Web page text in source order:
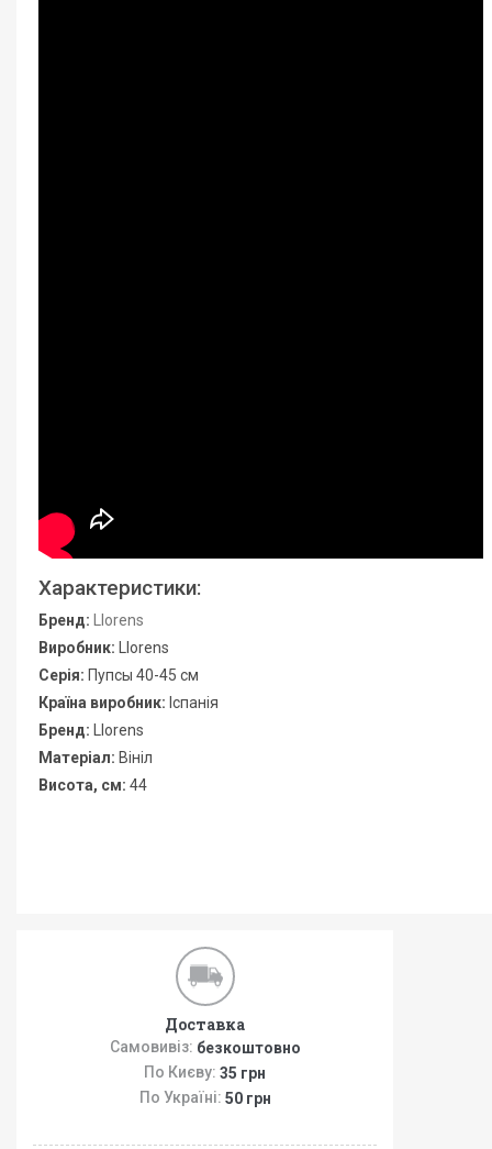
Характеристики:
Бренд:
Llorens
Виробник:
Llorens
Серія: Пупсы 40-45 см
Країна виробник: Іспанія
Бренд:
Llorens
Матеріал: Вініл
Висота, см: 44
Доставка
Самовивіз: безкоштовно
По Києву: 35 грн
По Україні: 50 грн